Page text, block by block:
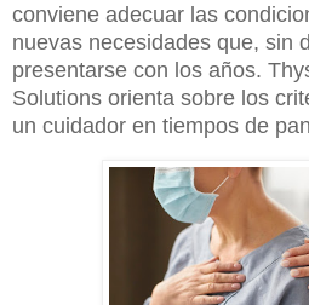
conviene adecuar las
nuevas necesidades que, sin
presentarse con los años.
Solutions orienta sobre los
un cuidador en tiempos de